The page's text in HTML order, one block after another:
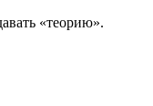
«теорию».